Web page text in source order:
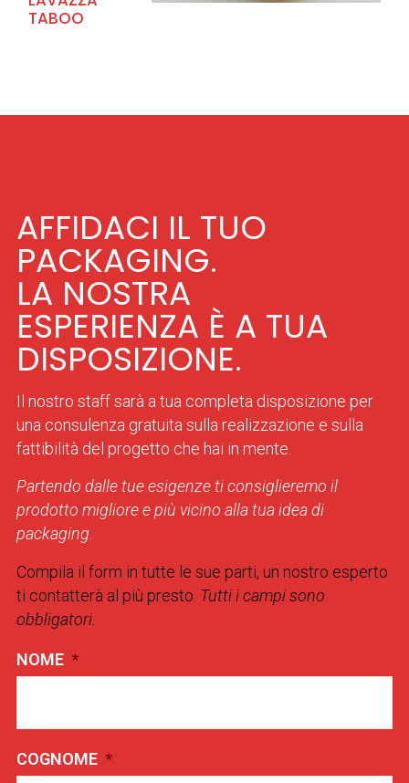
TABOO
AFFIDACI IL TUO
PACKAGING.
LA NOSTRA
ESPERIENZA È A TUA
DISPOSIZIONE.
Il nostro staff sarà a tua completa disposizione per
una consulenza gratuita sulla realizzazione e sulla
fattibilità del progetto che hai in mente.
Partendo dalle tue esigenze ti consiglieremo il
prodotto migliore e più vicino alla tua idea di
packaging.
Compila il form in tutte le sue parti, un nostro esperto
ti contatterà al più presto. Tutti i campi sono
obbligatori.
NOME *
COGNOME *